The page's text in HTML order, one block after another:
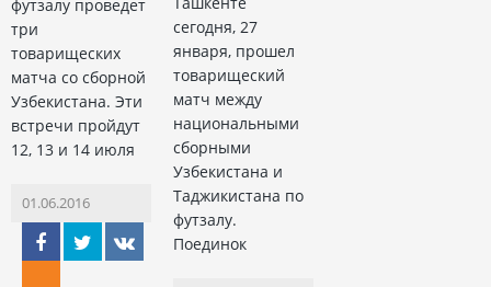
футзалу проведет
три
товарищеских
матча со сборной
Узбекистана. Эти
встречи пройдут
12, 13 и 14 июля
01.06.2016
сегодня, 27
января, прошел
товарищеский
матч между
национальными
сборными
Узбекистана и
Таджикистана по
футзалу.
Поединок